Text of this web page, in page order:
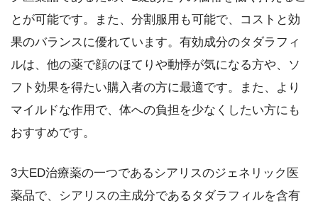
とが可能です。また、分割服用も可能で、コストと効
果のバランスに優れています。有効成分のタダラフィ
ルは、他の薬で顔のほてりや動悸が気になる方や、ソ
フト効果を得たい購入者の方に最適です。また、より
マイルドな作用で、体への負担を少なくしたい方にも
おすすめです。
3大ED治療薬の一つであるシアリスのジェネリック医
薬品で、シアリスの主成分であるタダラフィルを含有